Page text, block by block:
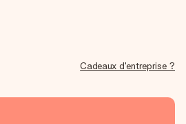
Cadeaux d'entreprise ?